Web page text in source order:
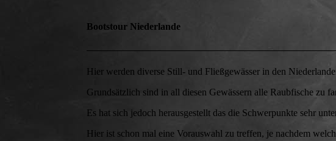
Bootstour Niederlande
Hier werden diverse Still- und Fließgewässer in den
Grundsätzlich sind in all diesen Gewässern alle Raubfische zu
Es hat sich jedoch herausgestellt das die Schwerpunkte sehr
Hier ist schon mal eine Vorauswahl zu treffen, je nachdem